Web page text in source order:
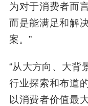
为对于消费者而
而是能满足和解
案。”
“从大方向、大背
行业探索和布道
以消费者价值最